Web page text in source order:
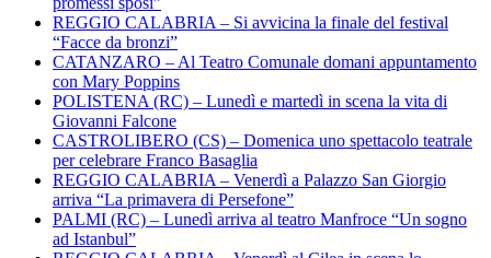
REGGIO CALABRIA – Si avvicina la finale del festival
“Facce da bronzi”
CATANZARO – Al Teatro Comunale domani appuntamento
con Mary Poppins
POLISTENA (RC) – Lunedì e martedì in scena la vita di
Giovanni Falcone
CASTROLIBERO (CS) – Domenica uno spettacolo teatrale
per celebrare Franco Basaglia
REGGIO CALABRIA – Venerdì a Palazzo San Giorgio
arriva “La primavera di Persefone”
PALMI (RC) – Lunedì arriva al teatro Manfroce “Un sogno
ad Istanbul”